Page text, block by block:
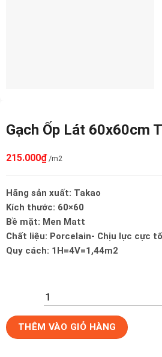
Gạch Ốp Lát 60x60cm
215.000₫ /m2
Hãng sản xuất: Takao
Kích thước: 60×60
Bề mặt: Men Matt
Chất liệu: Porcelain- Chịu lực cực
Quy cách: 1H=4V=1,44m2
Gạch
Ốp
THÊM VÀO GIỎ HÀNG